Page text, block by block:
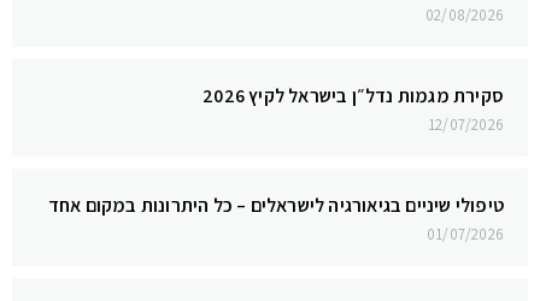
02/08/2026
סקירת מגמות נדל״ן בישראל לקיץ 2026
12/07/2026
טיפולי שיניים בגיאורגיה לישראלים – כל היתרונות במקום אחד
01/07/2026